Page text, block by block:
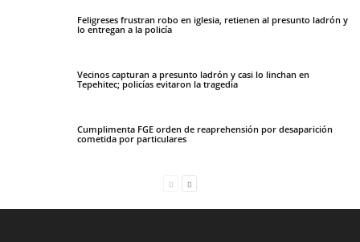
Feligreses frustran robo en iglesia, retienen al presunto ladrón y
lo entregan a la policía
Vecinos capturan a presunto ladrón y casi lo linchan en
Tepehitec; policías evitaron la tragedia
Cumplimenta FGE orden de reaprehensión por desaparición
cometida por particulares